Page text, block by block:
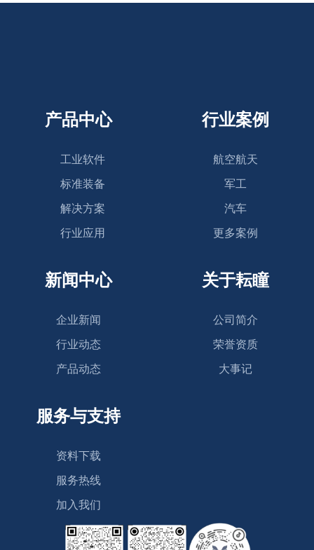
产品中心
工业软件
标准装备
解决方案
行业应用
行业案例
航空航天
军工
汽车
更多案例
新闻中心
企业新闻
行业动态
产品动态
关于耘瞳
公司简介
荣誉资质
大事记
服务与支持
资料下载
服务热线
加入我们